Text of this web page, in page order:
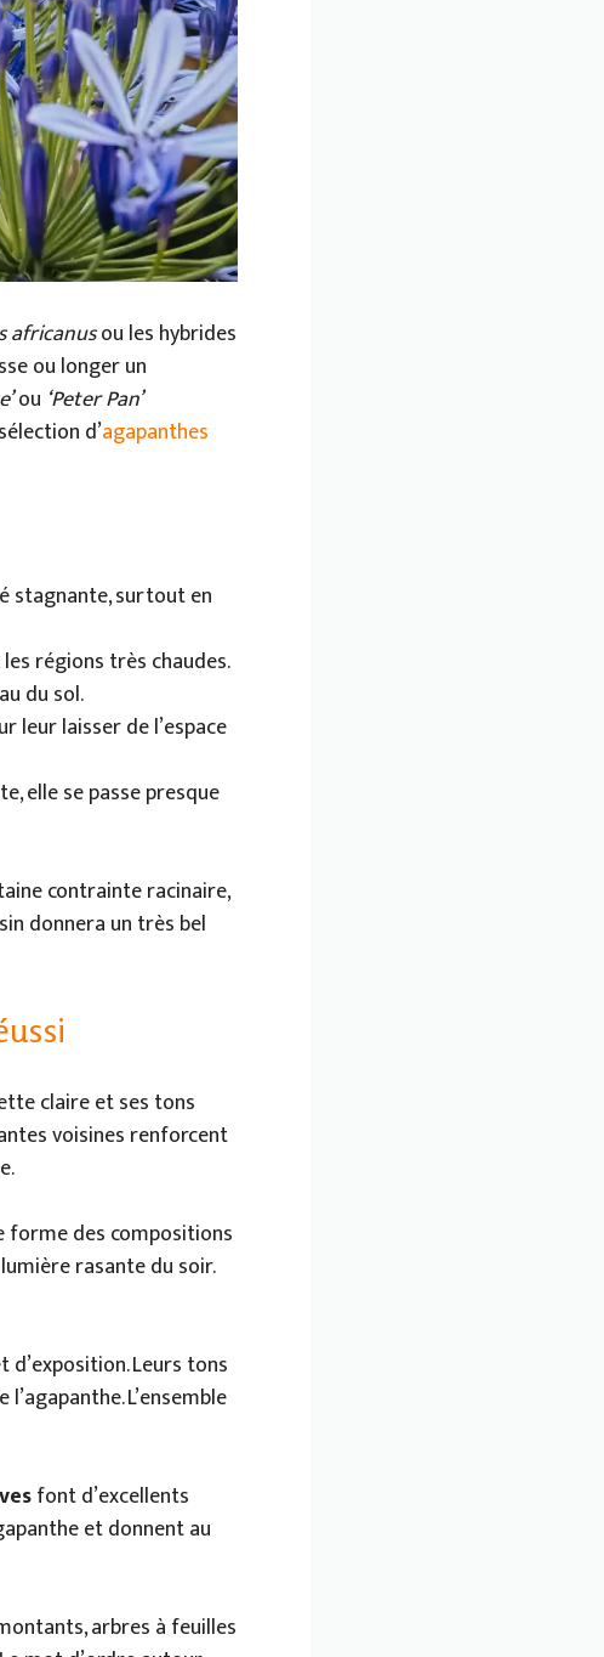
africanusou les hybrides
ou longer un
ou ‘Peter Pan’
d’agapanthes
stagnante, surtout en
régions très chaudes.
du sol.
leur laisser de l’espace
elle se passe presque
contrainte racinaire,
donnera un très bel
claire et ses tons
voisines renforcent
forme des compositions
rasante du soir.
Leurs tons
L’ensemble
font d’excellents
et donnent au
arbres à feuilles